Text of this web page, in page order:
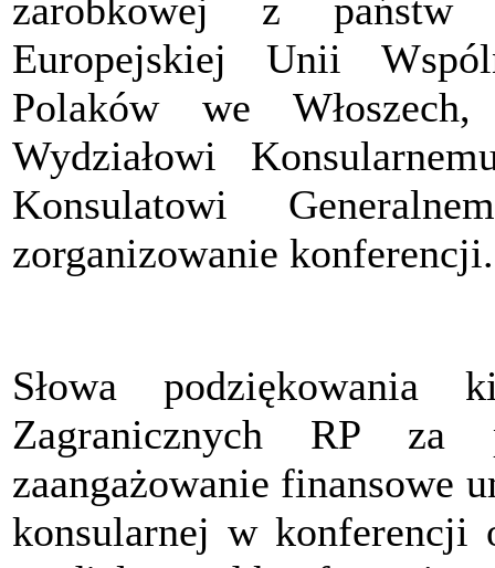
zarobkowej z państw
Europejskiej Unii
Polaków we
Wydziałowi
Konsulatowi
zorganizowanie konferencji.
Słowa
Zagranicznych RP za
zaangażowanie finansowe
konsularnej w konferencji